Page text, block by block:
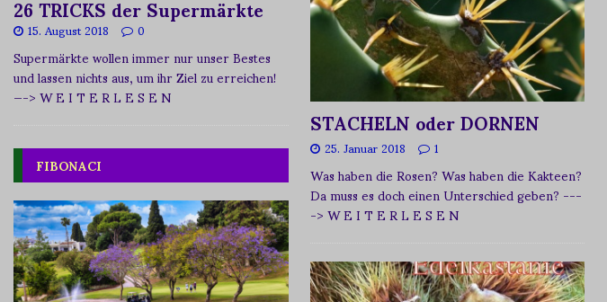
15. August 2018 0
Supermärkte wollen immer nur unser Bestes
und lassen nichts aus, um ihr Ziel zu erreichen!
—-> W E I T E R L E S E N
FIBONACI
STACHELN oder DORNEN
25. Januar 2018 1
Was haben die Rosen? Was haben die Kakteen?
Da muss es doch einen Unterschied geben?---
-> W E I T E R L E S E N